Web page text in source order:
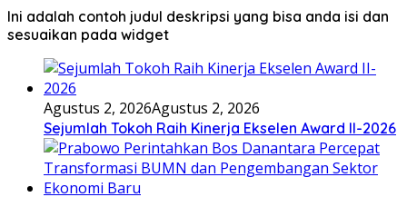
Ini adalah contoh judul deskripsi yang bisa anda isi dan
sesuaikan pada widget
Agustus 2, 2026Agustus 2, 2026
Sejumlah Tokoh Raih Kinerja Ekselen Award II-2026